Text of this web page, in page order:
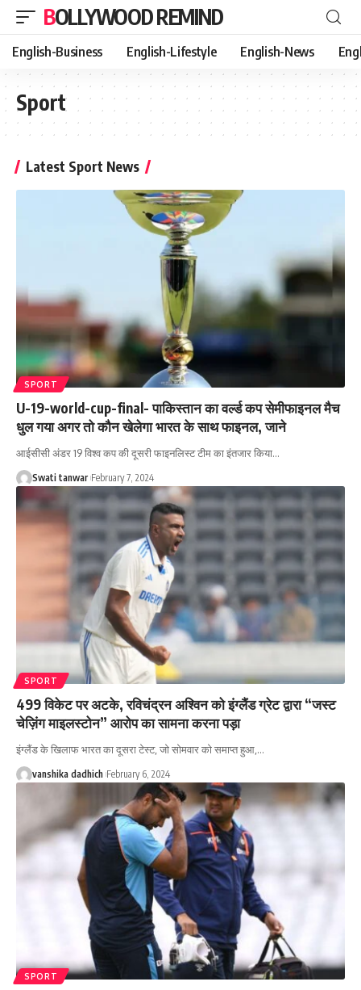
BOLLYWOOD REMIND
English-Business English-Lifestyle English-News
Sport
Latest Sport News
SPORT
U-19-world-cup-final- पाकिस्तान का वर्ल्ड कप सेमीफाइनल मैच
धुल गया अगर तो कौन खेलेगा भारत के साथ फाइनल, जाने
आईसीसी अंडर 19 विश्व कप की दूसरी फाइनलिस्ट टीम का इंतजार किया…
Swati tanwar February 7, 2024
SPORT
499 विकेट पर अटके, रविचंद्रन अश्विन को इंग्लैंड ग्रेट द्वारा “जस्ट
चेज़िंग माइलस्टोन” आरोप का सामना करना पड़ा
इंग्लैंड के खिलाफ भारत का दूसरा टेस्ट, जो सोमवार को समाप्त हुआ, …
vanshika dadhich February 6, 2024
SPORT